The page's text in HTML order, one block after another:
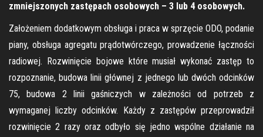
zmniejszonych zastępach osobowych – 3 lub 4 osobowych.
Założeniem dodatkowym obsługa i praca w sprzęcie ODO, podanie
piany, obsługa agregatu prądotwórczego, prowadzenie łączności
radiowej. Rozwinięcie bojowe które musiał wykonać zastęp to
rozpoznanie, budowa linii głównej z jednego lub dwóch odcinków
75, budowa 2 linii gaśniczych w zależności od potrzeb z
wymaganej liczby odcinków. Każdy z zastępów przeprowadził
rozwinięcie 2 razy oraz odbyło się jedno wspólne działanie na